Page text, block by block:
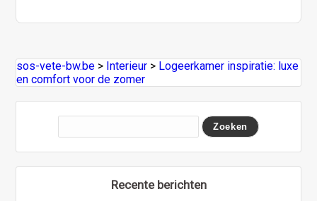
sos-vete-bw.be > Interieur > Logeerkamer inspiratie: luxe
en comfort voor de zomer
Recente berichten